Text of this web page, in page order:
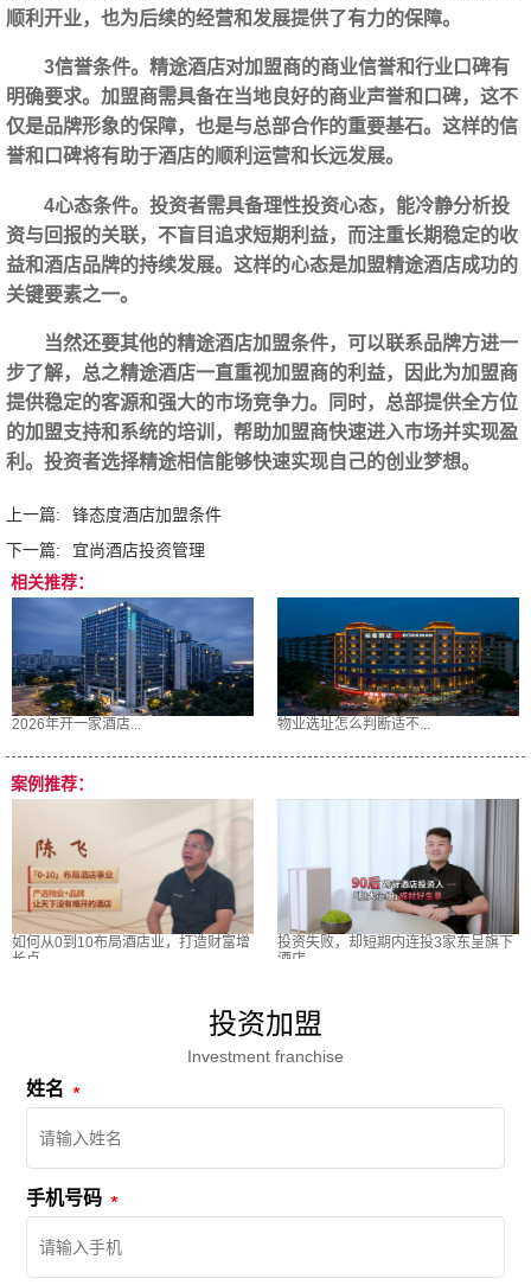
顺利开业，也为后续的经营和发展提供了有力的保障。
3信誉条件。精途酒店对加盟商的商业信誉和行业口碑有
明确要求。加盟商需具备在当地良好的商业声誉和口碑，这不
仅是品牌形象的保障，也是与总部合作的重要基石。这样的信
誉和口碑将有助于酒店的顺利运营和长远发展。
4心态条件。投资者需具备理性投资心态，能冷静分析投
资与回报的关联，不盲目追求短期利益，而注重长期稳定的收
益和酒店品牌的持续发展。这样的心态是加盟精途酒店成功的
关键要素之一。
当然还要其他的精途酒店加盟条件，可以联系品牌方进一
步了解，总之精途酒店一直重视加盟商的利益，因此为加盟商
提供稳定的客源和强大的市场竞争力。同时，总部提供全方位
的加盟支持和系统的培训，帮助加盟商快速进入市场并实现盈
利。投资者选择精途相信能够快速实现自己的创业梦想。
上一篇:
锋态度酒店加盟条件
下一篇:
宜尚酒店投资管理
相关推荐：
2026年开一家酒店... 物业选址怎么判断适不...
案例推荐：
如何从0到10布局酒店业，打造财富增
长点
投资失败，却短期内连投3家东呈旗下
酒店
投资加盟
Investment franchise
姓名
手机号码